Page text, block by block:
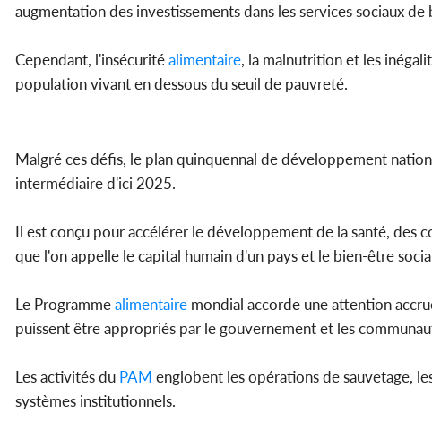
augmentation des investissements dans les services sociaux
Cependant, l'insécuritéalimentaire, la malnutrition et les
population vivant en dessous du seuil de pauvreté.
Malgré ces défis, le plan quinquennal de développement
intermédiaire d'ici 2025.
Il est conçu pour accélérer le développement de la santé, des
que l'on appelle le capital humain d'un pays et le bien-être
Le Programmealimentaire mondial accorde une attention
puissent être appropriés par le gouvernement et les
Les activités du PAM englobent les opérations de sauvetage,
systèmes institutionnels.